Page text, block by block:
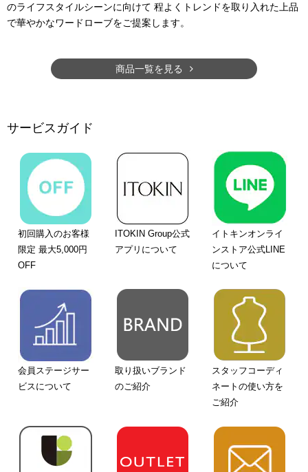
のライフスタイルシーンに向けて 程よくトレンドを取り入れた上品
で華やかなワードローブをご提案します。
商品一覧を見る
サービスガイド
初回購入のお客様
限定 最大5,000円
OFF
ITOKIN Group公式
アプリについて
イトキンオンライ
ンストア公式LINE
について
会員ステージサー
ビスについて
取り扱いブランド
のご紹介
スタッフコーディ
ネートの使い方を
ご紹介